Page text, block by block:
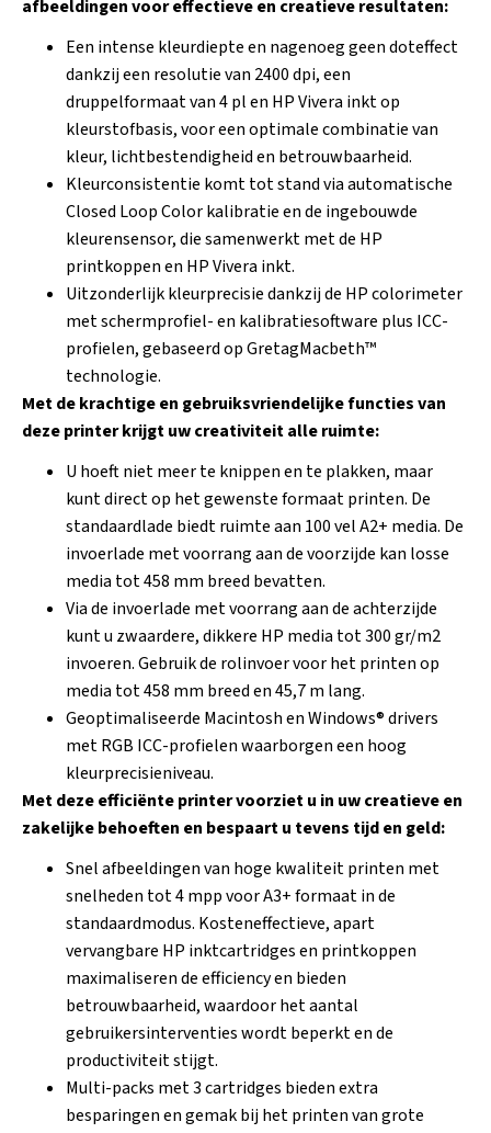
afbeeldingen voor effectieve en creatieve resultaten:
Een intense kleurdiepte en nagenoeg geen doteffect
dankzij een resolutie van 2400 dpi, een
druppelformaat van 4 pl en HP Vivera inkt op
kleurstofbasis, voor een optimale combinatie van
kleur, lichtbestendigheid en betrouwbaarheid.
Kleurconsistentie komt tot stand via automatische
Closed Loop Color kalibratie en de ingebouwde
kleurensensor, die samenwerkt met de HP
printkoppen en HP Vivera inkt.
Uitzonderlijk kleurprecisie dankzij de HP colorimeter
met schermprofiel- en kalibratiesoftware plus ICC-
profielen, gebaseerd op GretagMacbeth™
technologie.
Met de krachtige en gebruiksvriendelijke functies van
deze printer krijgt uw creativiteit alle ruimte:
U hoeft niet meer te knippen en te plakken, maar
kunt direct op het gewenste formaat printen. De
standaardlade biedt ruimte aan 100 vel A2+ media. De
invoerlade met voorrang aan de voorzijde kan losse
media tot 458 mm breed bevatten.
Via de invoerlade met voorrang aan de achterzijde
kunt u zwaardere, dikkere HP media tot 300 gr/m2
invoeren. Gebruik de rolinvoer voor het printen op
media tot 458 mm breed en 45,7 m lang.
Geoptimaliseerde Macintosh en Windows® drivers
met RGB ICC-profielen waarborgen een hoog
kleurprecisieniveau.
Met deze efficiënte printer voorziet u in uw creatieve en
zakelijke behoeften en bespaart u tevens tijd en geld:
Snel afbeeldingen van hoge kwaliteit printen met
snelheden tot 4 mpp voor A3+ formaat in de
standaardmodus. Kosteneffectieve, apart
vervangbare HP inktcartridges en printkoppen
maximaliseren de efficiency en bieden
betrouwbaarheid, waardoor het aantal
gebruikersinterventies wordt beperkt en de
productiviteit stijgt.
Multi-packs met 3 cartridges bieden extra
besparingen en gemak bij het printen van grote